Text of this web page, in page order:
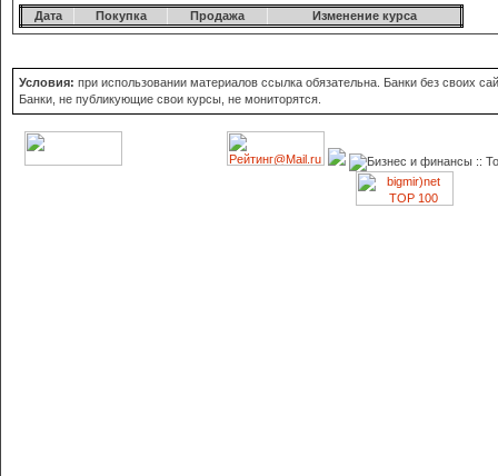
Дата Покупка Продажа Изменение курса
Условия: при использовании материалов ссылка обязательна. Банки без своих
Банки, не публикующие свои курсы, не мониторятся.